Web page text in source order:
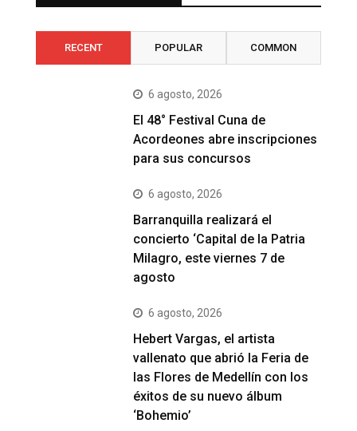
RECENT POPULAR COMMON
6 agosto, 2026
El 48° Festival Cuna de
Acordeones abre inscripciones
para sus concursos
6 agosto, 2026
Barranquilla realizará el
concierto ‘Capital de la Patria
Milagro, este viernes 7 de
agosto
6 agosto, 2026
Hebert Vargas, el artista
vallenato que abrió la Feria de
las Flores de Medellín con los
éxitos de su nuevo álbum
‘Bohemio’